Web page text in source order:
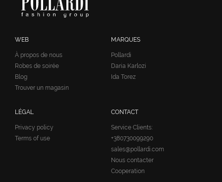
WEB
À propos de nous
Robes de soirée
Blog
Trouver un magasin
MARQUES
Pollardi
Daria Karlozi
Ida Torez
LÉGAL
Privacy policy
Terms of use
CONTACT
Service Clients:
+380730099290
sales@pollardi.com
Nous contacter
Cooperation